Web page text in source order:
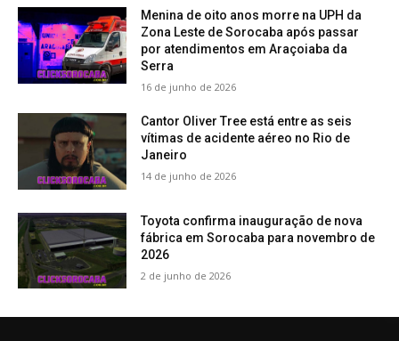
Menina de oito anos morre na UPH da
Zona Leste de Sorocaba após passar
por atendimentos em Araçoiaba da
Serra
16 de junho de 2026
Cantor Oliver Tree está entre as seis
vítimas de acidente aéreo no Rio de
Janeiro
14 de junho de 2026
Toyota confirma inauguração de nova
fábrica em Sorocaba para novembro de
2026
2 de junho de 2026